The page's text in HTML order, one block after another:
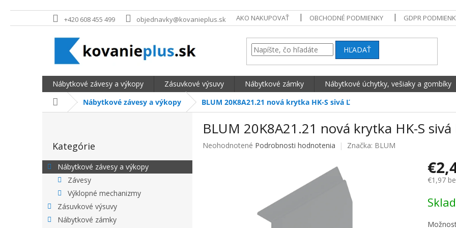
Prejsť na obsah +420 608 455 499 objednavky@kovanieplus.sk AKO NAKUPOVAŤ OBCHODNÉ PODMIENKY GDPR
HĽADAŤ
Nábytkové závesy a výkopy Zásuvkové výsuvy Nábytkové zámky Nábytkové úchytky, vešiaky a gombíky
DomovNábytkové závesy a výkopy BLUM 20K8A21.21 nová krytka HK-S sivá Ľ
BOČNÝ PANEL
Kategórie
Nábytkové závesy a výkopy
Závesy
Výklopné mechanizmy
Zásuvkové výsuvy
Nábytkové zámky
BLUM 20K8A21.21 nová krytka HK-S sivá
Priemerné hodnotenie produktu je 0,0 z 5 hviezdičiek.
Neohodnotené Podrobnosti hodnotenia Značka: BLUM
€1,97